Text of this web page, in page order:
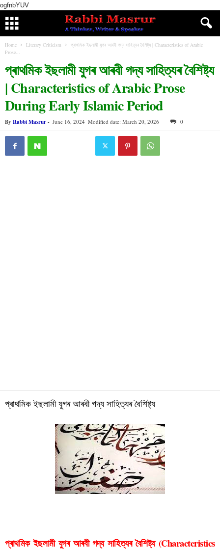
ogfnbYUV
Home Literary Criticism
প্ৰাথমিক ইছলামী যুগৰ আৰবী গদ্য সাহিত্যৰ বৈশিষ্ট্য | Characteristics of Arabic
Prose...
প্ৰাথমিক ইছলামী যুগৰ আৰবী গদ্য সাহিত্যৰ বৈশিষ্ট্য
| Characteristics of Arabic Prose
During Early Islamic Period
By Rabbi Masrur- June 16, 2024 Modified date: March 20, 2026 0
প্ৰাথমিক ইছলামী যুগৰ আৰবী গদ্য সাহিত্যৰ বৈশিষ্ট্য
প্ৰাথমিক ইছলামী যুগৰ আৰবী গদ্য সাহিত্যৰ বৈশিষ্ট্য (Characteristics